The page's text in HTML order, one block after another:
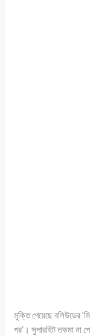
মুক্তি পেয়েছে বলিউডের
পর’। সুপারহিট তকমা না